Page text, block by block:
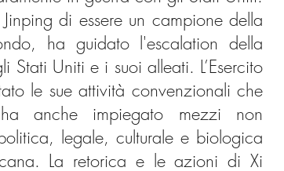
di essere un campione della
ha guidato l'escalation della
Stati Uniti e i suoi alleati. L’Esercito
le sue attività convenzionali che
anche impiegato mezzi non
legale, culturale e biologica
La retorica e le azioni di Xi